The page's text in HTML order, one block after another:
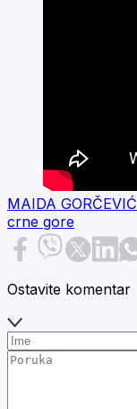
MAIDA GORČEVIĆ
crne gore
Ostavite komentar